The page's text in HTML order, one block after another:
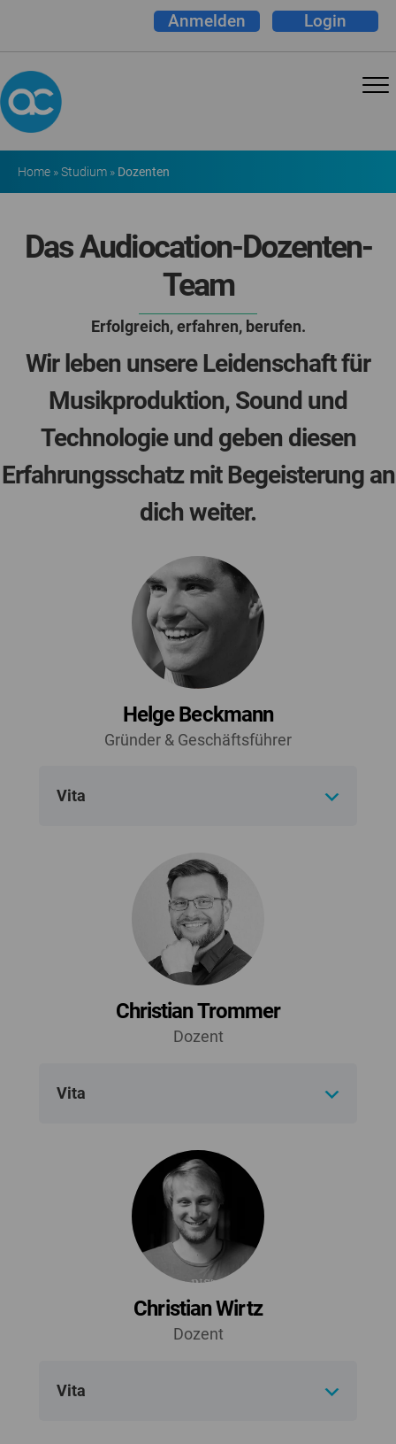
Anmelden Login
Home »Studium » Dozenten
Das Audiocation-Dozenten-
Team
Erfolgreich, erfahren, berufen.
Wir leben unsere Leidenschaft für
Musikproduktion, Sound und
Technologie und geben diesen
Erfahrungsschatz mit Begeisterung an
dich weiter.
Helge Beckmann
Gründer & Geschäftsführer
Vita
Christian Trommer
Dozent
Vita
Christian Wirtz
Dozent
Vita